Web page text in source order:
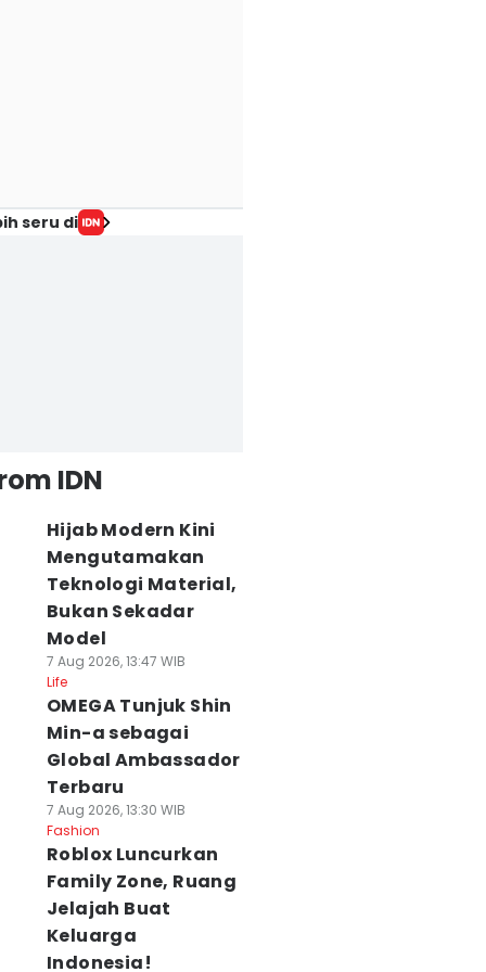
seru di
IDN
Hijab Modern Kini
Mengutamakan
Teknologi Material,
Bukan Sekadar
Model
7 Aug 2026, 13:47 WIB
Life
OMEGA Tunjuk Shin
Min-a sebagai
Global Ambassador
Terbaru
7 Aug 2026, 13:30 WIB
Fashion
Roblox Luncurkan
Family Zone, Ruang
Jelajah Buat
Keluarga
Indonesia!